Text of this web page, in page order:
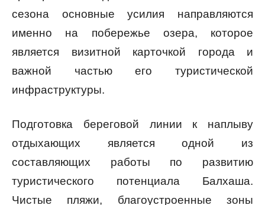
сезона основные усилия направляются
именно на побережье озера, которое
является визитной карточкой города и
важной частью его туристической
инфраструктуры.
Подготовка береговой линии к наплыву
отдыхающих является одной из
составляющих работы по развитию
туристического потенциала Балхаша.
Чистые пляжи, благоустроенные зоны